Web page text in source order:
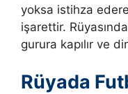
yoksa istihza
işarettir.
gurura kapılır ve
Rüyada